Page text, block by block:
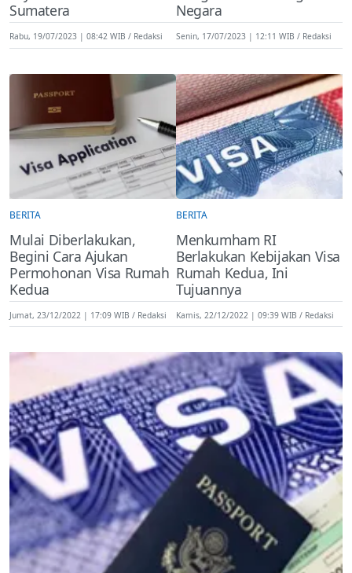
Sumatera
Rabu, 19/07/2023 | 08:42 WIB Redaksi
Negara
Senin, 17/07/2023 | 12:11 WIB Redaksi
BERITA
Mulai Diberlakukan,
Begini Cara Ajukan
Permohonan Visa Rumah
Kedua
Jumat, 23/12/2022 | 17:09 WIB Redaksi
BERITA
Menkumham RI
Berlakukan Kebijakan Visa
Rumah Kedua, Ini
Tujuannya
Kamis, 22/12/2022 | 09:39 WIB Redaksi